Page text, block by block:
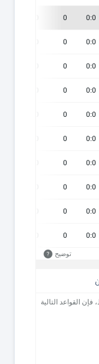
0:0
0
0:0
0
0:0
0
0:0
0
0:0
0
0:0
0
0:0
0
0:0
0
0:0
0
0:0
0
توضيح ?
القواعد التالية